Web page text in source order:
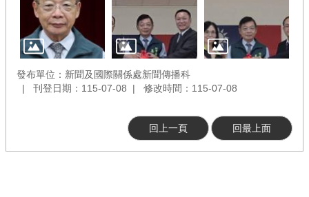
發布單位：新聞及國際關係處新聞傳播科
刊登日期：115-07-08
修改時間：115-07-08
回上一頁 回最上面